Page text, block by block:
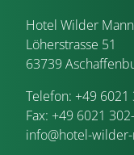
Hotel Wilder Mann
Löherstrasse 51
63739
Telefon: +49 6021
Fax: +49 6021
info@hotel-